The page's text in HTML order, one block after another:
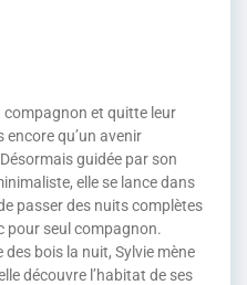
compagnon et quitte leur
qu’un avenir
guidée par son
elle se lance dans
passer des nuits complètes
pour seul compagnon.
bois la nuit, Sylvie mène
découvre l’habitat de ses